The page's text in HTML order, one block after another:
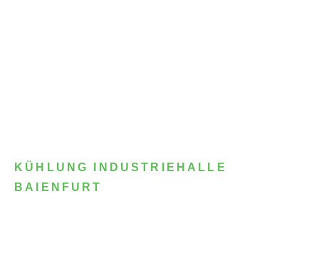
KÜHLUNG INDUSTRIEHALLE
BAIENFURT